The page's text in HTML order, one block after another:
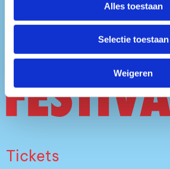
Alles toestaan
Selectie toestaan
Weigeren
Tickets